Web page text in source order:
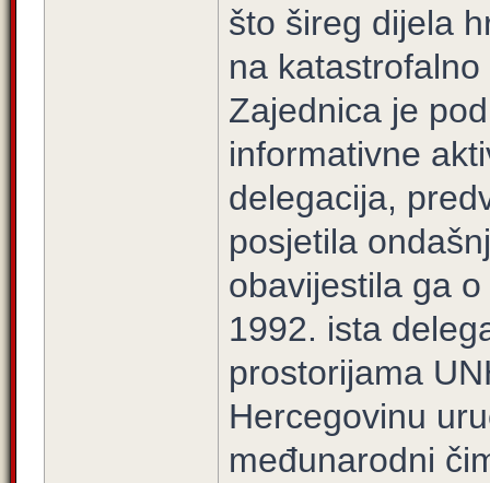
što šireg dijela
na
Zajednica je
informativne
delegacija,
posjetila
obavijestila ga
1992. ista
prostorijama
Hercegovinu
međunarodni